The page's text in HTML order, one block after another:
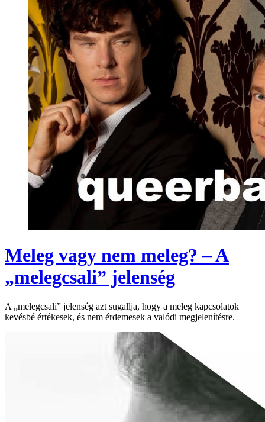
Meleg vagy nem meleg? – A
„melegcsali” jelenség
A „melegcsali” jelenség azt sugallja, hogy a meleg kapcsolatok
kevésbé értékesek, és nem érdemesek a valódi megjelenítésre.